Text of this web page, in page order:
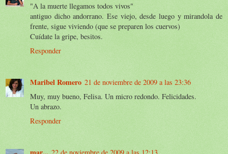
"A la muerte llegamos todos vivos"
antiguo dicho andorrano. Ese viejo, desde luego y mirandola de
frente, sigue viviendo (que se preparen los cuervos)
Cuídate la gripe, besitos.
Responder
Maribel Romero 21 de noviembre de 2009 a las 23:36
Muy, muy bueno, Felisa. Un micro redondo. Felicidades.
Un abrazo.
Responder